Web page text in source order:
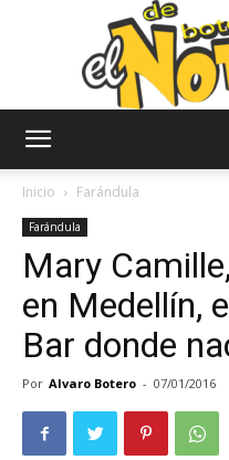
Inicio Farándula
Farándula
Mary
en Medellín,
Bar donde
Por Alvaro Botero - 07/01/2016